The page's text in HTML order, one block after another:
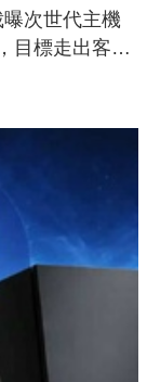
次世代主機
目標走出客